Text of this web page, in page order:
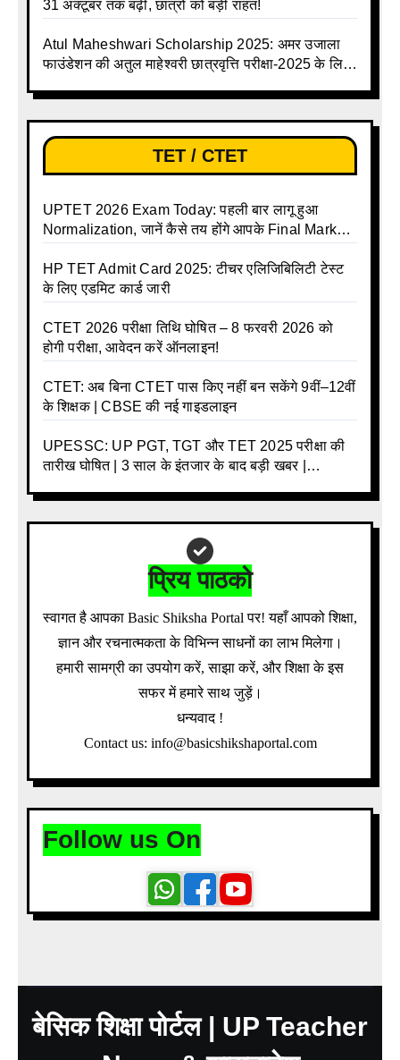
31 अक्टूबर तक बढ़ी, छात्रों को बड़ी राहत!
Atul Maheshwari Scholarship 2025: अमर उजाला
फाउंडेशन की अतुल माहेश्वरी छात्रवृत्ति परीक्षा-2025 के लिए
TET / CTET
UPTET 2026 Exam Today: पहली बार लागू हुआ
Normalization, जानें कैसे तय होंगे आपके Final Marks
HP TET Admit Card 2025: टीचर एलिजिबिलिटी टेस्ट
के लिए एडमिट कार्ड जारी
CTET 2026 परीक्षा तिथि घोषित – 8 फरवरी 2026 को
होगी परीक्षा, आवेदन करें ऑनलाइन!
CTET: अब बिना CTET पास किए नहीं बन सकेंगे 9वीं–12वीं
के शिक्षक | CBSE की नई गाइडलाइन
UPESSC: UP PGT, TGT और TET 2025 परीक्षा की
तारीख घोषित | 3 साल के इंतजार के बाद बड़ी खबर |
प्रिय पाठको
स्वागत है आपका Basic Shiksha Portal पर! यहाँ आपको शिक्षा,
ज्ञान और रचनात्मकता के विभिन्न साधनों का लाभ मिलेगा।
हमारी सामग्री का उपयोग करें, साझा करें, और शिक्षा के इस
सफर में हमारे साथ जुड़ें।
धन्यवाद !
Contact us: info@basicshikshaportal.com
Follow us On
बेसिक शिक्षा पोर्टल | UP Teacher